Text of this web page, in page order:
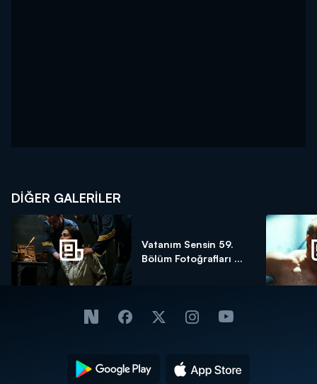
DİĞER GALERİLER
Vatanım Sensin 59.
Bölüm Fotoğrafları ...